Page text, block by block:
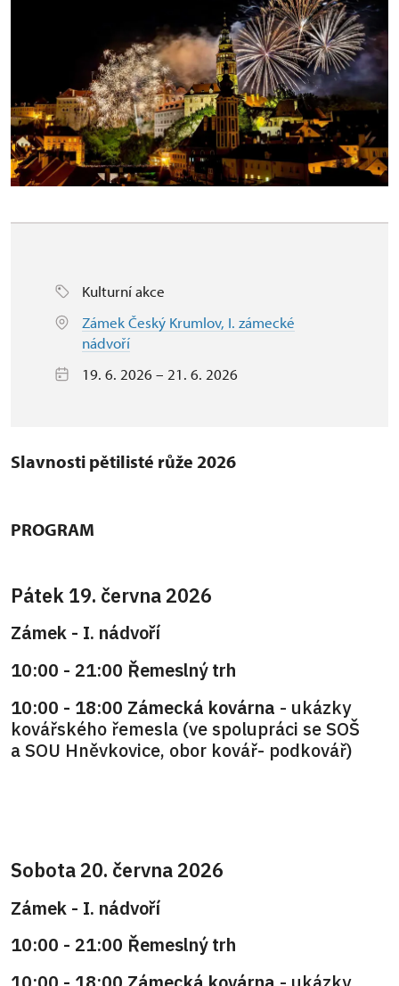
Kulturní akce
Zámek Český Krumlov, I. zámecké
nádvoří
19. 6. 2026 – 21. 6. 2026
Slavnosti pětilisté růže 2026
PROGRAM
Pátek 19. června 2026
Zámek - I. nádvoří
10:00 - 21:00 Řemeslný trh
10:00 - 18:00 Zámecká kovárna - ukázky
kovářského řemesla (ve spolupráci se SOŠ
a SOU Hněvkovice, obor kovář- podkovář)
Sobota 20. června 2026
Zámek - I. nádvoří
10:00 - 21:00 Řemeslný trh